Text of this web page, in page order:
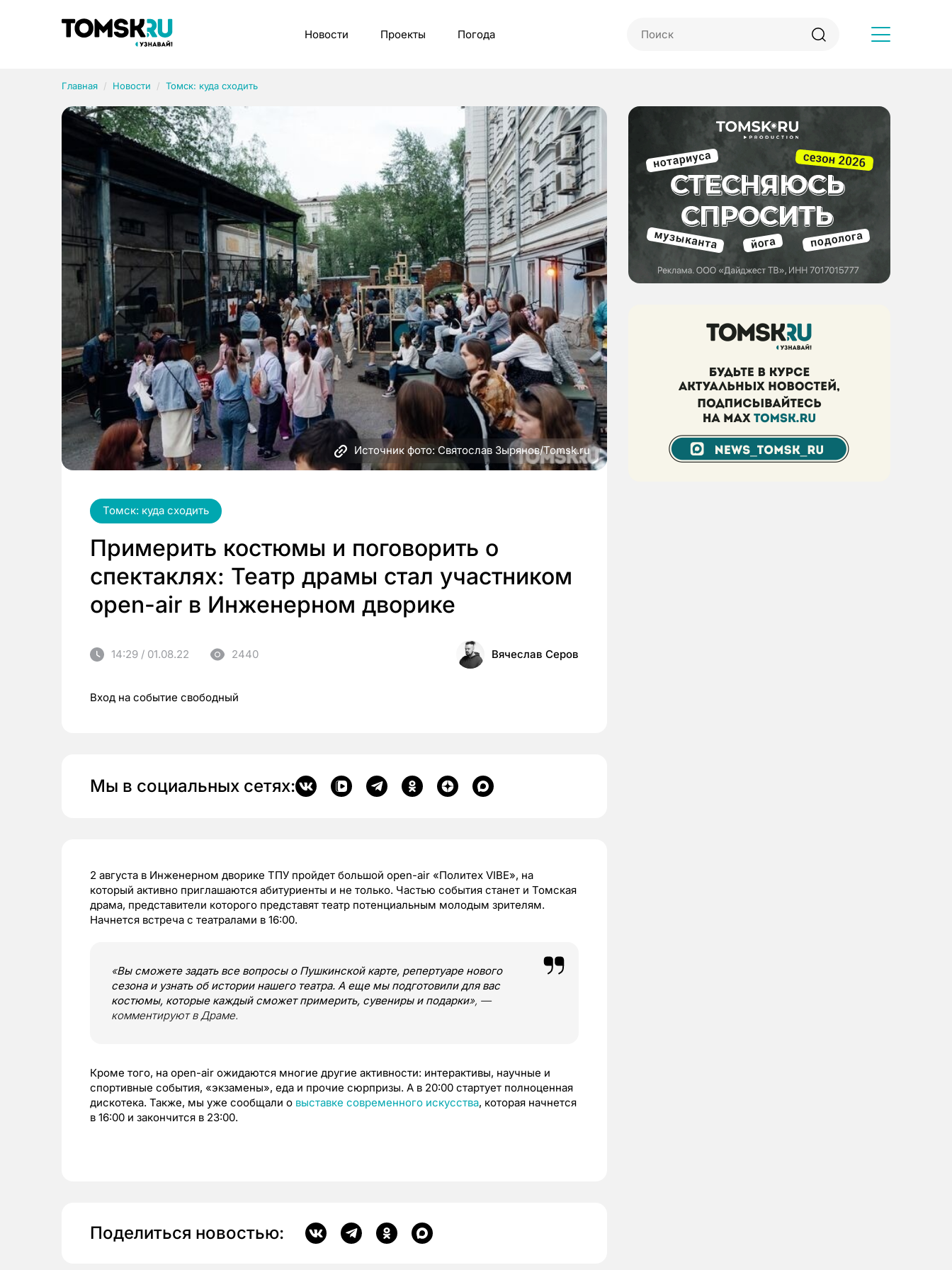
Новости Проекты Погода
Главная Новости Томск: куда сходить
Источник фото: Святослав Зырянов/Tomsk.ru
Томск: куда сходить
Примерить костюмы и поговорить о
спектаклях: Театр драмы стал участником
open-air в Инженерном дворике
14:29 / 01.08.22 2440 Вячеслав Серов
Вход на событие свободный
Мы в социальных сетях:
2 августа в Инженерном дворике ТПУ пройдет большой open-air «Политех VIBE», на
который активно приглашаются абитуриенты и не только. Частью события станет и Томская
драма, представители которого представят театр потенциальным молодым зрителям.
Начнется встреча с театралами в 16:00.
«Вы сможете задать все вопросы о Пушкинской карте, репертуаре нового
сезона и узнать об истории нашего театра. А еще мы подготовили для вас
костюмы, которые каждый сможет примерить, сувениры и подарки», —
комментируют в Драме.
Кроме того, на open-air ожидаются многие другие активности: интерактивы, научные и
спортивные события, «экзамены», еда и прочие сюрпризы. А в 20:00 стартует полноценная
дискотека. Также, мы уже сообщали о выставке современного искусства, которая начнется
в 16:00 и закончится в 23:00.
Поделиться новостью:
Рубрики